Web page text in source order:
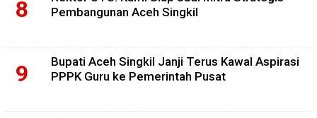
Pembangunan Aceh Singkil
Bupati Aceh Singkil Janji Terus Kawal Aspirasi
PPPK Guru ke Pemerintah Pusat